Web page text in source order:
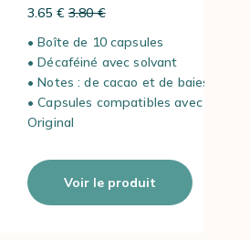
3.65 € 3.80 €
• Boîte de 10 capsules
• Décaféiné avec solvant
• Notes : de cacao et de baies
• Capsules compatibles avec les
Original
Voir le produit